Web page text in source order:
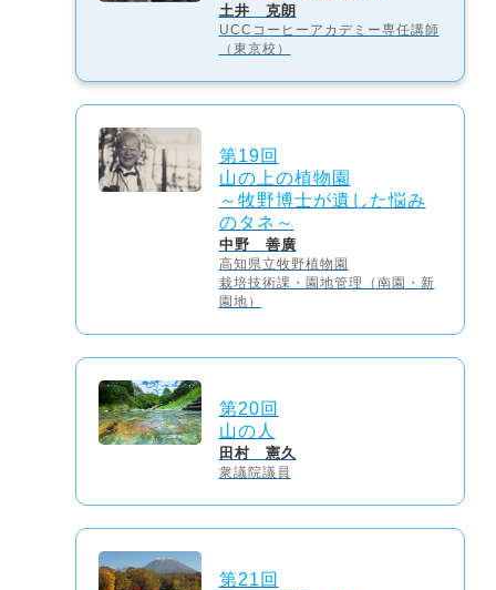
土井 克朗
UCCコーヒーアカデミー専任講師
（東京校）
第19回
山の上の植物園
～牧野博士が遺した悩み
のタネ～
中野 善廣
高知県立牧野植物園
栽培技術課・園地管理（南園・新
園地）
第20回
山の人
田村 憲久
衆議院議員
第21回